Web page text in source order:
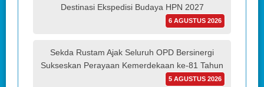
Destinasi Ekspedisi Budaya HPN 2027
6 AGUSTUS 2026
Sekda Rustam Ajak Seluruh OPD Bersinergi
Sukseskan Perayaan Kemerdekaan ke-81 Tahun
5 AGUSTUS 2026